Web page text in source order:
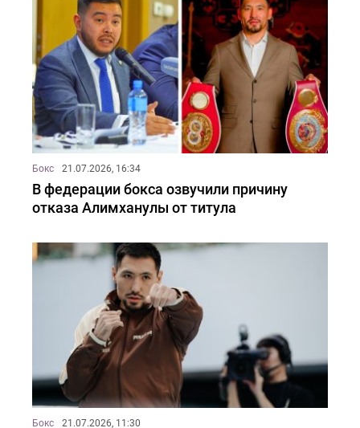
Бокс 21.07.2026, 16:34
В федерации бокса озвучили причину
отказа Алимханулы от титула
Бокс 21.07.2026, 11:30